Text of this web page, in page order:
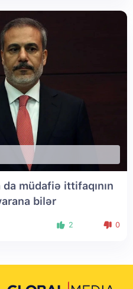
müdafiə ittifaqının
bilər
2 0